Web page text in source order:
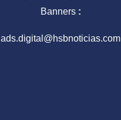
Banners :
ads.digital@hsbnoticias.com